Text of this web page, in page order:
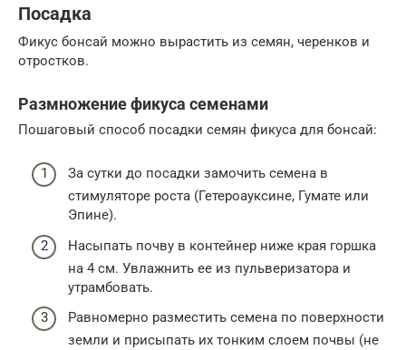
Посадка
Фикус бонсай можно вырастить из семян, черенков и
отростков.
Размножение фикуса семенами
Пошаговый способ посадки семян фикуса для бонсай:
За сутки до посадки замочить семена в
стимуляторе роста (Гетероауксине, Гумате или
Эпине).
Насыпать почву в контейнер ниже края горшка
на 4 см. Увлажнить ее из пульверизатора и
утрамбовать.
Равномерно разместить семена по поверхности
земли и присыпать их тонким слоем почвы (не